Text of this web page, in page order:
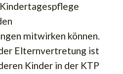
mitwirken können.
Elternvertretung ist
Kinder in der KTP